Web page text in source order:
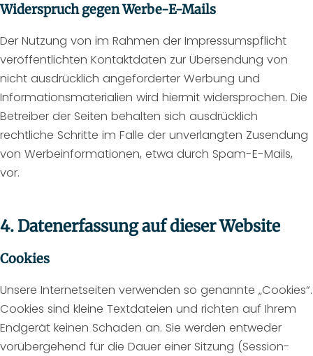
Widerspruch gegen Werbe-E-Mails
Der Nutzung von im Rahmen der Impressumspflicht
veröffentlichten Kontaktdaten zur Übersendung von
nicht ausdrücklich angeforderter Werbung und
Informationsmaterialien wird hiermit widersprochen. Die
Betreiber der Seiten behalten sich ausdrücklich
rechtliche Schritte im Falle der unverlangten Zusendung
von Werbeinformationen, etwa durch Spam-E-Mails,
vor.
4. Datenerfassung auf dieser Website
Cookies
Unsere Internetseiten verwenden so genannte „Cookies“.
Cookies sind kleine Textdateien und richten auf Ihrem
Endgerät keinen Schaden an. Sie werden entweder
vorübergehend für die Dauer einer Sitzung (Session-